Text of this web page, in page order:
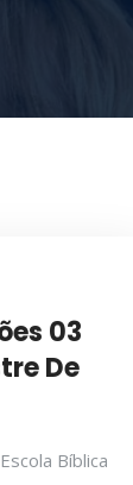
03
De
Bíblica